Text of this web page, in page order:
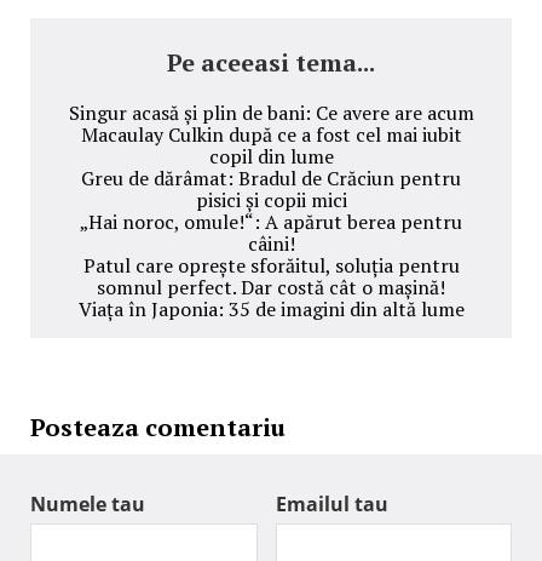
Pe aceeasi tema...
Singur acasă și plin de bani: Ce avere are acum
Macaulay Culkin după ce a fost cel mai iubit
copil din lume
Greu de dărâmat: Bradul de Crăciun pentru
pisici și copii mici
„Hai noroc, omule!“: A apărut berea pentru
câini!
Patul care oprește sforăitul, soluția pentru
somnul perfect. Dar costă cât o mașină!
Viața în Japonia: 35 de imagini din altă lume
Posteaza comentariu
Numele tau Emailul tau